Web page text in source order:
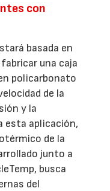
con
basada en
una caja
policarbonato
de la
y la
esta aplicación,
de la
junto a
busca
del